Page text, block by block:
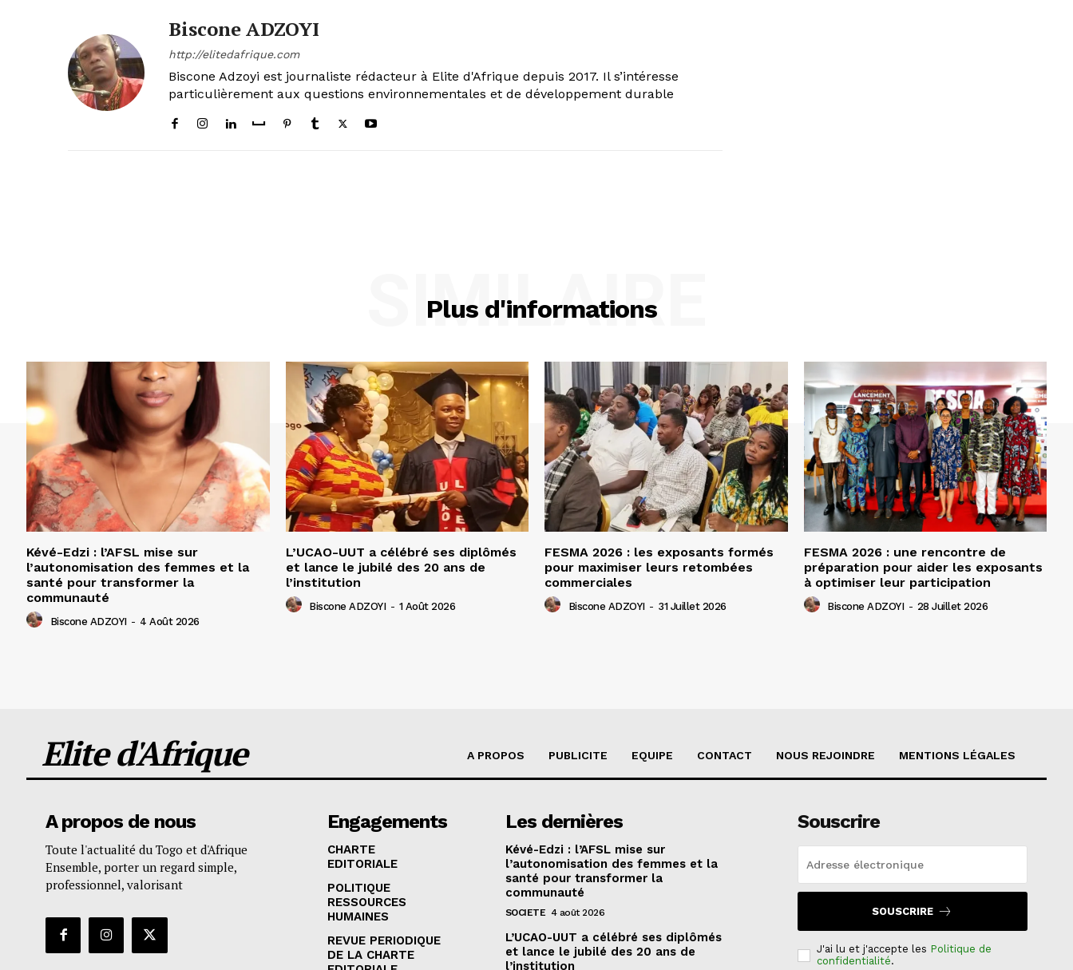
Biscone ADZOYI
http://elitedafrique.com
Biscone Adzoyi est journaliste rédacteur à Elite d'Afrique depuis 2017. Il s’intéresse
particulièrement aux questions environnementales et de développement durable
Plus d'informations
SIMILAIRE
Kévé-Edzi : l’AFSL mise sur
l’autonomisation des femmes et la
santé pour transformer la
communauté
Biscone ADZOYI - 4 Août 2026
L’UCAO-UUT a célébré ses diplômés
et lance le jubilé des 20 ans de
l’institution
Biscone ADZOYI - 1 Août 2026
FESMA 2026 : les exposants formés
pour maximiser leurs retombées
commerciales
Biscone ADZOYI - 31 Juillet 2026
FESMA 2026 : une rencontre de
préparation pour aider les exposants
à optimiser leur participation
Biscone ADZOYI - 28 Juillet 2026
Elite d'Afrique A PROPOS PUBLICITE EQUIPE CONTACT NOUS REJOINDRE MENTIONS LÉGALES
A propos de nous
Toute l'actualité du Togo et d'Afrique
Ensemble, porter un regard simple,
professionnel, valorisant
Engagements
CHARTE
EDITORIALE
POLITIQUE
RESSOURCES
HUMAINES
REVUE PERIODIQUE
DE LA CHARTE
Les dernières
Kévé-Edzi : l’AFSL mise sur
l’autonomisation des femmes et la
santé pour transformer la
communauté
SOCIETE 4 août 2026
L’UCAO-UUT a célébré ses diplômés
et lance le jubilé des 20 ans de
l’institution
Souscrire
SOUSCRIRE
J'ai lu et j'accepte les Politique de
confidentialité.